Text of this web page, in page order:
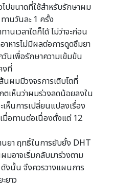
ไปขนาดที่ใช้สำหรับรักษาผม
านวันละ 1 ครั้ง
านเวลาใดก็ได้ ไม่ว่าจะก่อน
าหารไม่มีผลต่อการดูดซึมยา
วันเพื่อรักษาความเข้มข้น
งที่
นผมมีวงจรการเติบโตที่
ตเห็นว่าผมร่วงลดน้อยลงใน
เห็นการเปลี่ยนแปลงเรื่อง
อทานต่อเนื่องตั้งแต่ 12
นยา ฤทธิ์ในการยับยั้ง DHT
มอาจเริ่มกลับมาร่วงตาม
งนั้น จึงควรวางแผนการ
ยาว